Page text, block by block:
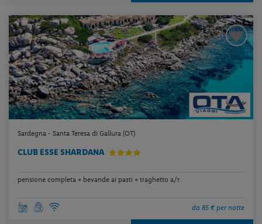
Sardegna - Santa Teresa di Gallura (OT)
CLUB ESSE SHARDANA
pensione completa + bevande ai pasti + traghetto a/r
da 85 € per notte